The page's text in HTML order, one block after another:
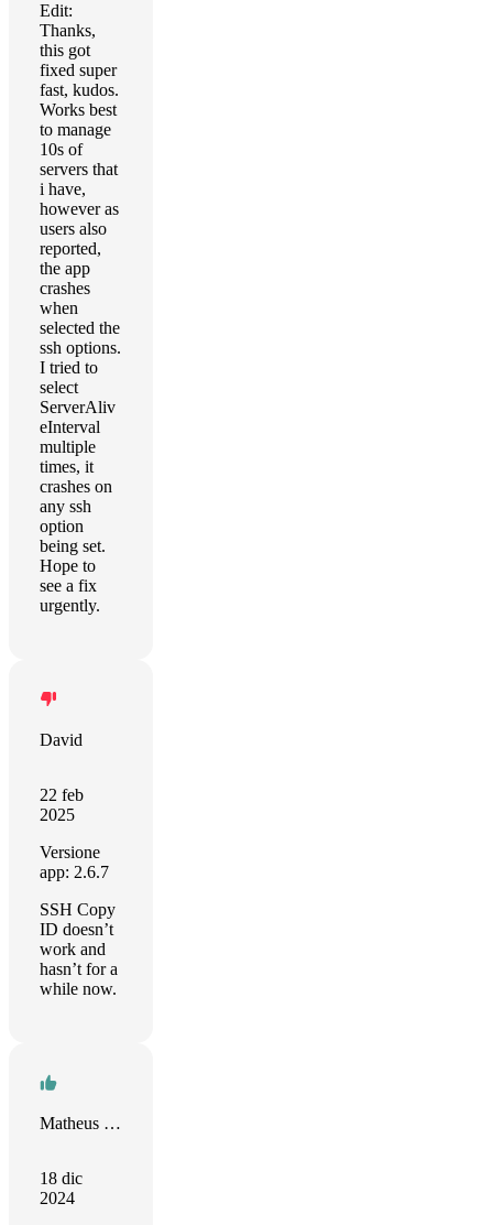
Edit:
Thanks,
this got
fixed super
fast, kudos.
Works best
to manage
10s of
servers that
i have,
however as
users also
reported,
the app
crashes
when
selected the
ssh options.
I tried to
select
ServerAliv
eInterval
multiple
times, it
crashes on
any ssh
option
being set.
Hope to
see a fix
urgently.
David
22 feb
2025
Versione
app: 2.6.7
SSH Copy
ID doesn’t
work and
hasn’t for a
while now.
Matheus Skowronski
18 dic
2024